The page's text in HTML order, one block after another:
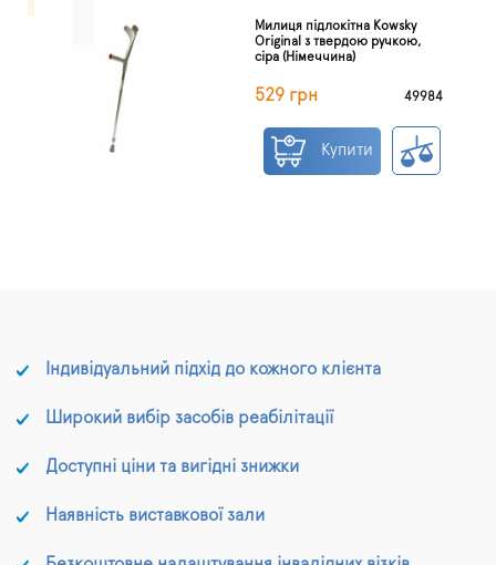
Милиця підлокітна Kowsky
Original з твердою ручкою,
сіра (Німеччина)
529 грн 49984
Купити
Індивідуальний підхід до кожного клієнта
Широкий вибір засобів реабілітації
Доступні ціни та вигідні знижки
Наявність виставкової зали